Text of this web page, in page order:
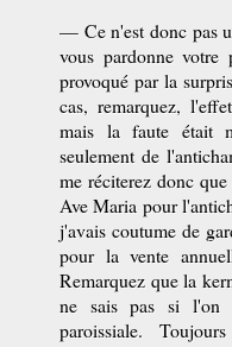
— Ce n'est donc pas
vous pardonne
provoqué par la
cas, remarquez,
mais la faute était
seulement de
me réciterez donc
Ave Maria pour
j'avais coutume de
pour la vente
Remarquez que la
ne sais pas si l'on
paroissiale.